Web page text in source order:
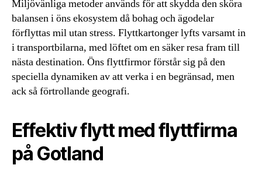
Miljövänliga metoder används för att skydda den sköra
balansen i öns ekosystem då bohag och ägodelar
förflyttas mil utan stress. Flyttkartonger lyfts varsamt in
i transportbilarna, med löftet om en säker resa fram till
nästa destination. Öns flyttfirmor förstår sig på den
speciella dynamiken av att verka i en begränsad, men
ack så förtrollande geografi.
Effektiv flytt med flyttfirma
på Gotland